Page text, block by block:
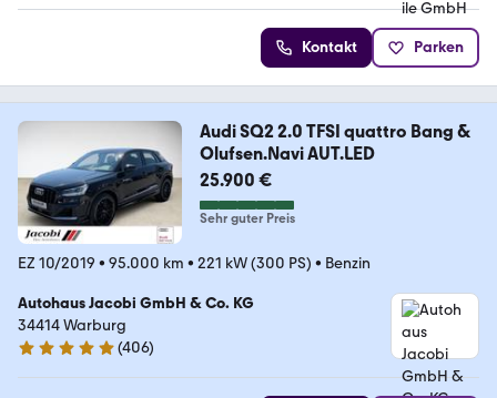
Kontakt Parken
Audi SQ2 2.0 TFSI quattro Bang &
Olufsen.Navi AUT.LED
25.900 €
Sehr guter Preis
EZ 10/2019 • 95.000 km • 221 kW (300 PS) • Benzin
Autohaus Jacobi GmbH & Co. KG
34414 Warburg
4.9 Sterne
(406)